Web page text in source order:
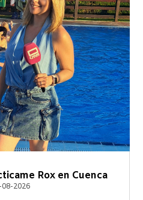
Rox en Cuenca
08-2026